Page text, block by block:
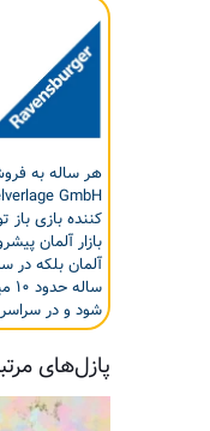
بازار آلمان
آلمان بلکه
شود و در
پازل‌های